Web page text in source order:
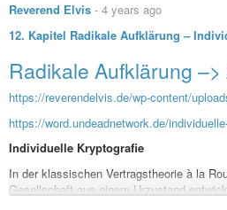
Verfahren voraus.
Das Wissen darum ist also einer sehr
und unkomplizierten Handhabung der
Da eine individuelle Kryptografie, eine
muss, da es keine Zwischeninstanzen
Bis zur Entwicklung der modernen
obscurity” Prinzip (also Sicherheit durch
Teilnehmer, der an der verschlüsselten
Das bedeutete weiterhin, dass es jedem
Reverend Elvis - 4 years ago
12. Kapitel Radikale Aufklärung –
Radikale Aufklärung
https://reverendelvis.de/wp-content/
https://word.undeadnetwork.de/
Individuelle Kryptografie
In der klassischen Vertragstheorie à la
Gesellschaft aus einem Urzustand